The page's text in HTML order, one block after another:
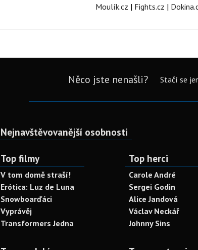
Moulík.cz | Fights.cz |
Něco jste nenašli? Stačí se
Nejnavštěvovanější osobnosti
Top filmy
V tom domě straší!
Erótica: Luz de Luna
Snowboarďáci
Vyprávěj
Transformers Jedna
Top herci
Carole André
Sergei Godin
Alice Jandová
Václav Neckář
Johnny Sins